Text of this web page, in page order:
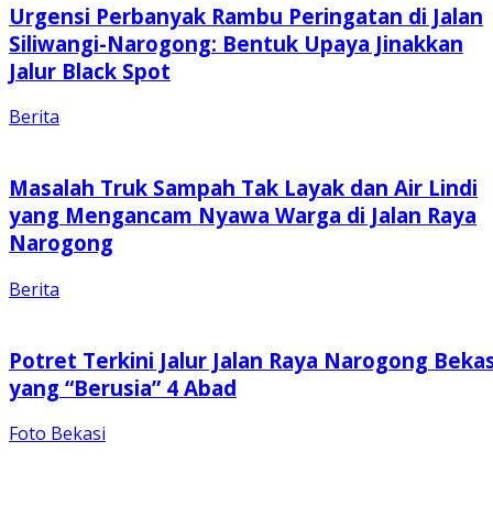
Urgensi Perbanyak Rambu Peringatan di Jalan
Siliwangi-Narogong: Bentuk Upaya Jinakkan
Jalur Black Spot
Berita
Masalah Truk Sampah Tak Layak dan Air Lindi
yang Mengancam Nyawa Warga di Jalan Raya
Narogong
Berita
Potret Terkini Jalur Jalan Raya Narogong
yang “Berusia” 4 Abad
Foto Bekasi